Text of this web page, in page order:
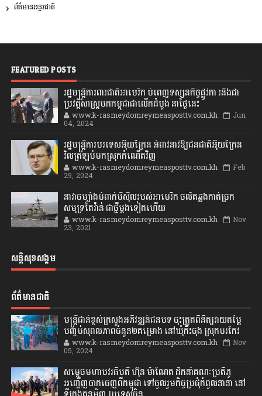
ព័ត៌មានអន្តរជាតិ
FEATURED POSTS
រដ្ឋមន្រ្តីការពារជាតិអាមេរិក បំពេញទស្សនកិច្ចផ្លូវកា រនិងជា
ប្រវត្តិសាស្រ្តមកកម្ពុជាជាលើកដំបូង នាថ្ងៃនេះ
www.k-rasmeydomreymeasposttv.com.kh Jun
04, 2024
រដ្ឋមន្ត្រីការបរទេសអ៊ុយក្រែន អំពាវនាវឱ្យជនជាតិអ៊ុយក្រែន
វិលត្រឡប់មកស្រុកកំណើតវិញ
www.k-rasmeydomreymeasposttv.com.kh Feb
29, 2024
នាវាចម្បាំងបំពាក់មីស៊ីលរបស់អាមេរិក ចល័តឆ្លងកាត់ច្រក
សមុទ្រតៃវ៉ាន់ ជាថ្មីម្តងទៀតហើយ
www.k-rasmeydomreymeasposttv.com.kh Nov
23, 2021
សន្តិសុខសង្គម
ព័ត៌មានជាតិ
មន្ត្រីជាន់ខ្ពស់ក្រសួងអភិវឌ្ឍន៍ជនបទ ចុះត្រួតពិនិត្យវាយតម្លៃ
បញ្ចប់សុពលភាពចំនួន២គម្រោង នៅឃុំកិះចុង ស្រុកបរកែវ
www.k-rasmeydomreymeasposttv.com.kh Nov
05, 2024
សម្តេចមហាបវរធិបតី ហ៊ុន ម៉ាណែត ដឹកនាំគណៈប្រតិភូ
អញ្ជើញចាកចេញពីកម្ពុជា ទៅចូលរួមកិច្ចប្រជុំកំពូលនានា នៅ